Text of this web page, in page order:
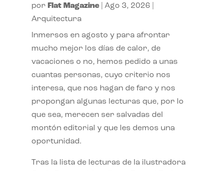
por Flat Magazine| Ago 3, 2026
Arquitectura
Inmersos en agosto y para afrontar
mucho mejor los días de calor, de
vacaciones o no, hemos pedido a unas
cuantas personas, cuyo criterio nos
interesa, que nos hagan de faro y nos
propongan algunas lecturas que, por lo
que sea, merecen ser salvadas del
montón editorial y que les demos una
oportunidad.
Tras la lista de lecturas de la ilustradora